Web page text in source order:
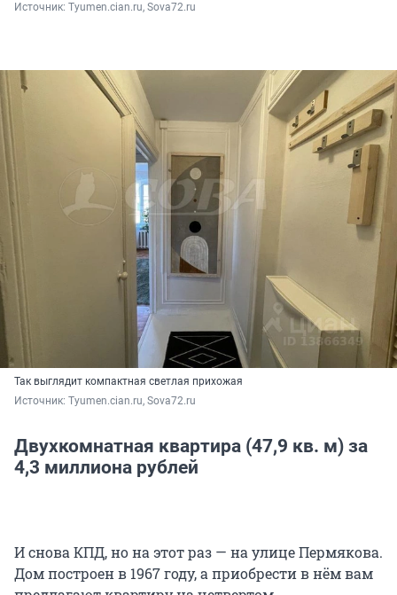
Источник: Tyumen.cian.ru, Sova72.ru
Так выглядит компактная светлая прихожая
Источник: Tyumen.cian.ru, Sova72.ru
Двухкомнатная квартира (47,9 кв. м) за
4,3 миллиона рублей
И снова КПД, но на этот раз — на улице Пермякова.
Дом построен в 1967 году, а приобрести в нём вам